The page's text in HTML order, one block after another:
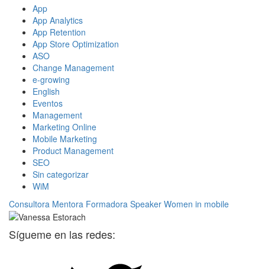
App
App Analytics
App Retention
App Store Optimization
ASO
Change Management
e-growing
English
Eventos
Management
Marketing Online
Mobile Marketing
Product Management
SEO
Sin categorizar
WiM
Consultora Mentora Formadora Speaker Women in mobile
Sígueme en las redes: